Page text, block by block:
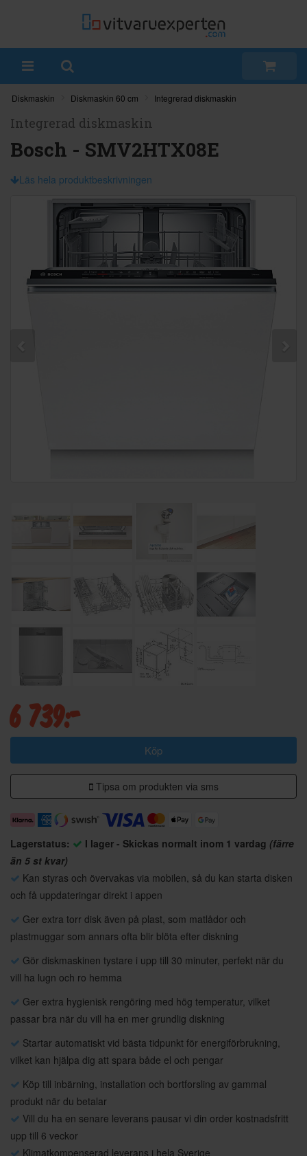
Diskmaskin Diskmaskin 60 cm Integrerad diskmaskin
Integrerad diskmaskin
Bosch - SMV2HTX08E
Läs hela produktbeskrivningen
6 739:-
Köp
Tipsa om produkten via sms
Lagerstatus: I lager - Skickas normalt inom 1 vardag (färre
än 5 st kvar)
Kan styras och övervakas via mobilen, så du kan starta disken
och få uppdateringar direkt i appen
Ger extra torr disk även på plast, som matlådor och
plastmuggar som annars ofta blir blöta efter diskning
Gör diskmaskinen tystare i upp till 30 minuter, perfekt när du
vill ha lugn och ro hemma
Ger extra hygienisk rengöring med hög temperatur, vilket
passar bra när du vill ha en mer grundlig diskning
Startar automatiskt vid bästa tidpunkt för energiförbrukning,
vilket kan hjälpa dig att spara både el och pengar
Köp till inbärning, installation och bortforsling av gammal
produkt när du betalar
Vill du ha en senare leverans pausar vi din order kostnadsfritt
upp till 6 veckor
Klimatkompenserad leverans i hela Sverige